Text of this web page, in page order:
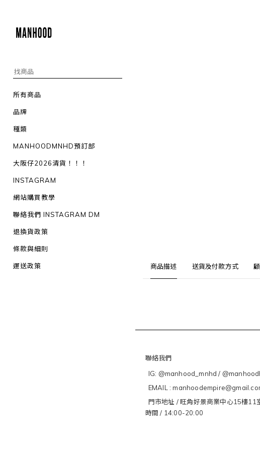
所有商品
品牌
種類
MANHOODMNHD預訂部
大阪仔2026清貨！！！
INSTAGRAM
網站購買教學
聯絡我們 INSTAGRAM DM
退換貨政策
條款與細則
運送政策 商品描述 送貨及付款方式
聯絡我們
IG: @manhood_mnhd /
EMAIL :
門市地址 / 旺角好景商業中心15樓11
時間 / 14:00-20:00